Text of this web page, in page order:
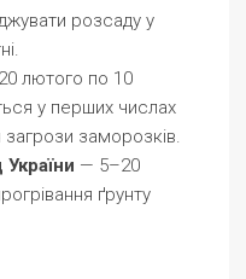
розсаду у
лютого по 10
у перших числах
заморозків.
України — 5–20
ґрунту